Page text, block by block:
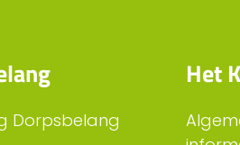
Dorpsbelang
Het